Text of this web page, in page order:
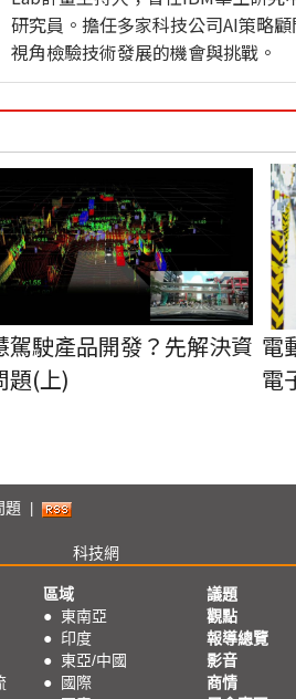
研究員。擔任多家科技公司AI策略
視角檢驗技術發展的機會與挑戰。
駕駛產品開發？先解決資
題(上)
電
電
題
科技網
區域
● 東南亞
● 印度
● 東亞/中國
●
國際
議題
觀點
報導總覽
影音
商情